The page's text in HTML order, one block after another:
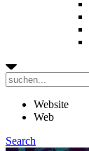
Website
Web
Search